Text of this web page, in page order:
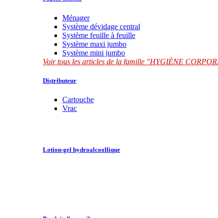
Ménager
Système dévidage central
Système feuille à feuille
Système maxi jumbo
Système mini jumbo
Voir tous les articles de la famille "HYGIÈNE
Distributeur
Cartouche
Vrac
Lotion-gel hydroalcoollique